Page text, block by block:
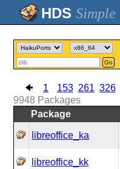
Simple
Go
1 153 261 326
9948 Packages
Package
libreoffice_ka
libreoffice_kk